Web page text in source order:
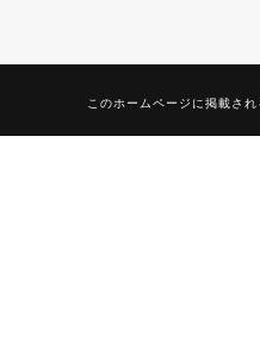
このホームページに掲載さ